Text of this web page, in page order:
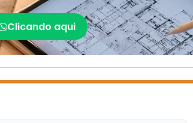
Clicando aqui